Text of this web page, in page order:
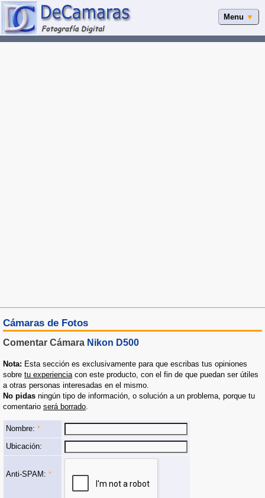
Menu ▼
Cámaras de Fotos
Comentar Cámara Nikon D500
Nota: Esta sección es exclusivamente para que escribas tus opiniones
sobre tu experienciacon este producto, con el fin de que puedan ser útiles
a otras personas interesadas en el mismo.
No pidas ningún tipo de información, o solución a un problema, porque tu
comentario será borrado.
Nombre: *
Ubicación:
Anti-SPAM: *